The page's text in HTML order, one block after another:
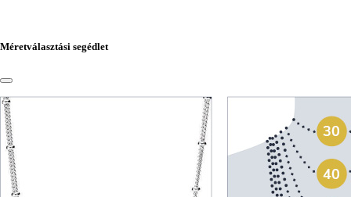
Méretválasztási segédlet